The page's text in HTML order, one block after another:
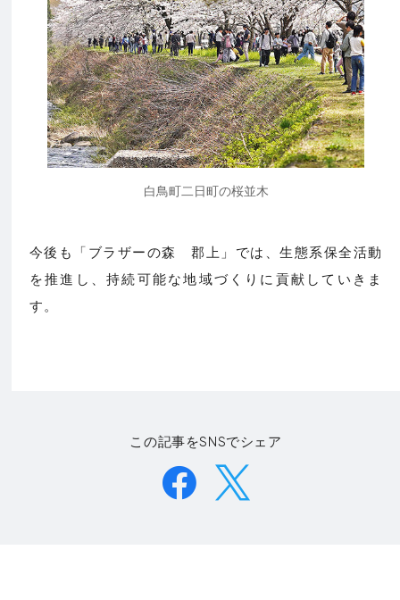
白鳥町二日町の桜並木
今後も「ブラザーの森 郡上」では、生態系保全活動
を推進し、持続可能な地域づくりに貢献していきま
す。
この記事をSNSでシェア